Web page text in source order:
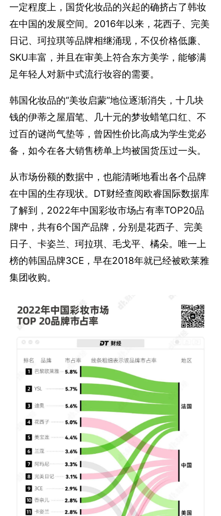
一定程度上，国货化妆品的兴起的确挤占了韩妆
在中国的发展空间。2016年以来，花西子、完美
日记、珂拉琪等品牌相继涌现，不仅价格低廉、
SKU丰富，并且在审美上符合东方美学，能够满
足年轻人对新中式流行妆容的需要。
韩国化妆品的“美妆启蒙”地位逐渐消失，十几块
钱的伊蒂之屋眉笔、几十元的梦妆蜡笔口红、不
过百的谜尚气垫等，曾因性价比高成为学生党必
备，如今在各大销售榜单上均被国货压过一头。
从市场份额的数据中，也能清晰地看出各个品牌
在中国的生存现状。DT财经查阅欧睿国际数据库
了解到，2022年中国彩妆市场占有率TOP20品
牌中，共有6个国产品牌，分别是花西子、完美
日子、卡姿兰、珂拉琪、毛戈平、橘朵。唯一上
榜的韩国品牌3CE，早在2018年就已经被欧莱雅
集团收购。